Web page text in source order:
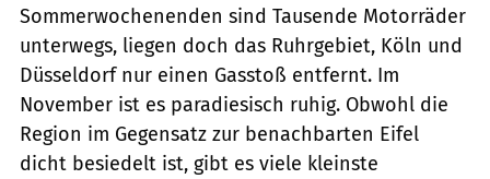
Sommerwochenenden sind Tausende Motorräder
unterwegs, liegen doch das Ruhrgebiet, Köln und
Düsseldorf nur einen Gasstoß entfernt. Im
November ist es paradiesisch ruhig. Obwohl die
Region im Gegensatz zur benachbarten Eifel
dicht besiedelt ist, gibt es viele kleinste